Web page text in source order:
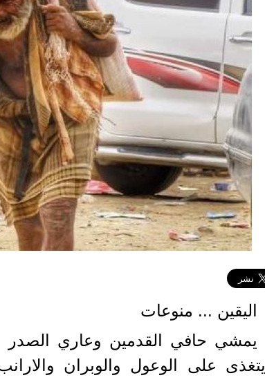
اليقين ... منوعات
يمشي حافي القدمين وعاري
يتغذى على الوعول والوبران